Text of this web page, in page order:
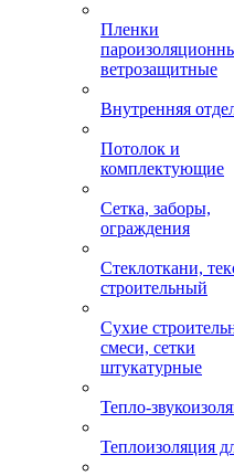
Пленки
ветрозащитные
Внутренняя
Потолок и
комплектующие
Сетка, заборы,
ограждения
Стеклоткани,
строительный
Сухие
смеси, сетки
штукатурные
Тепло-
Теплоизоляция